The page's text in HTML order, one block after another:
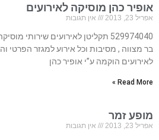
אופיר כהן מוסיקה לאירועים
אפריל 23, 2013 אין תגובות
529974040 תקליטן לאירועים שירותי
בר מצווה , מסיבות וכל אירוע למגזר הפרטי
לאירועים הוקמה ע”י אופיר כהן
Read More »
מופע זמר
אפריל 23, 2013 אין תגובות